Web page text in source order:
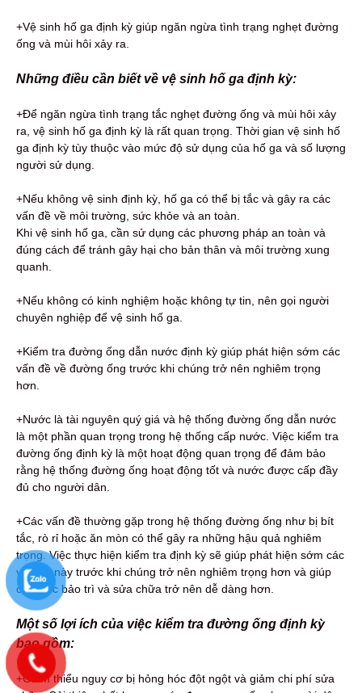
+Vệ sinh hố ga định kỳ giúp ngăn ngừa tình trạng nghẹt đường
ống và mùi hôi xảy ra.
Những điều cần biết về vệ sinh hố ga định kỳ:
+Để ngăn ngừa tình trạng tắc nghẹt đường ống và mùi hôi xảy
ra, vệ sinh hố ga định kỳ là rất quan trọng. Thời gian vệ sinh hố
ga định kỳ tùy thuộc vào mức độ sử dụng của hố ga và số lượng
người sử dụng.
+Nếu không vệ sinh định kỳ, hố ga có thể bị tắc và gây ra các
vấn đề về môi trường, sức khỏe và an toàn.
Khi vệ sinh hố ga, cần sử dụng các phương pháp an toàn và
đúng cách để tránh gây hại cho bản thân và môi trường xung
quanh.
+Nếu không có kinh nghiệm hoặc không tự tin, nên gọi người
chuyên nghiệp để vệ sinh hố ga.
+Kiểm tra đường ống dẫn nước định kỳ giúp phát hiện sớm các
vấn đề về đường ống trước khi chúng trở nên nghiêm trọng
hơn.
+Nước là tài nguyên quý giá và hệ thống đường ống dẫn nước
là một phần quan trọng trong hệ thống cấp nước. Việc kiểm tra
đường ống định kỳ là một hoạt động quan trọng để đảm bảo
rằng hệ thống đường ống hoạt động tốt và nước được cấp đầy
đủ cho người dân.
+Các vấn đề thường gặp trong hệ thống đường ống như bị bít
tắc, rò rỉ hoặc ăn mòn có thể gây ra những hậu quả nghiêm
trọng. Việc thực hiện kiểm tra định kỳ sẽ giúp phát hiện sớm các
vấn đề này trước khi chúng trở nên nghiêm trọng hơn và giúp
cho việc bảo trì và sửa chữa trở nên dễ dàng hơn.
Một số lợi ích của việc kiểm tra đường ống định kỳ
bao gồm:
+Giảm thiểu nguy cơ bị hỏng hóc đột ngột và giảm chi phí sửa